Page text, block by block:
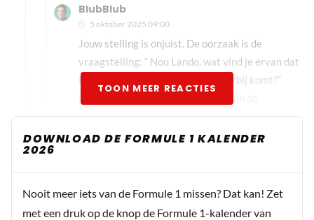
BlubBlub
5 oktober 2025 09:00
Jouw stelling is onjuist. De oorzaak is de
vraagstelling: “ Nou Lando, wat vind je ervan dat
Red Bull en met name Max dichterbij komt?”
journalisten die bepaalde dingen willen
uitlichten, benadrukken of uitlokken.
BlubBlub
5 oktober 2025 16:23
@Closecall Norris is Verstappen niet en
TOON MEER REACTIES
DOWNLOAD DE FORMULE 1 KALENDER
2026
Nooit meer iets van de Formule 1 missen? Dat kan! Zet
met een druk op de knop de Formule 1-kalender van